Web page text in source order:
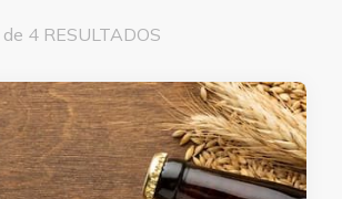
4 RESULTADOS